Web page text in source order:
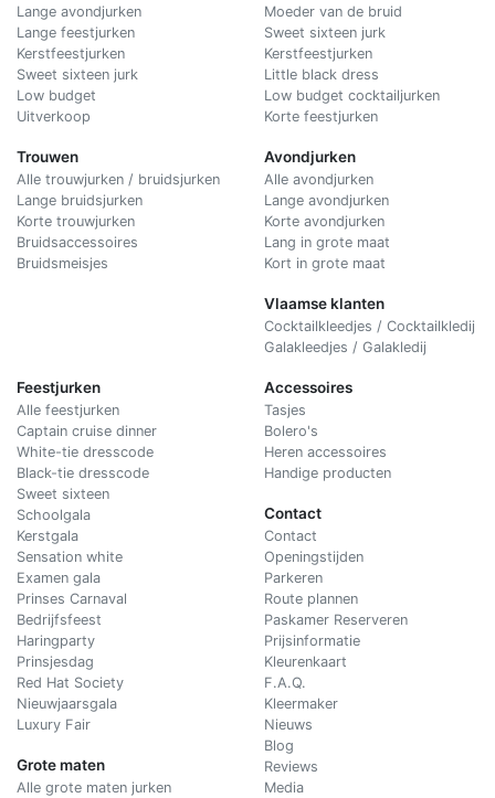
Lange avondjurken
Lange feestjurken
Kerstfeestjurken
Sweet sixteen jurk
Low budget
Uitverkoop
Trouwen
Alle trouwjurken / bruidsjurken
Lange bruidsjurken
Korte trouwjurken
Bruidsaccessoires
Bruidsmeisjes
Moeder van de bruid
Sweet sixteen jurk
Kerstfeestjurken
Little black dress
Low budget cocktailjurken
Korte feestjurken
Avondjurken
Alle avondjurken
Lange avondjurken
Korte avondjurken
Lang in grote maat
Kort in grote maat
Vlaamse klanten
Cocktailkleedjes / Cocktailkledij
Galakleedjes / Galakledij
Feestjurken
Alle feestjurken
Captain cruise dinner
White-tie dresscode
Black-tie dresscode
Sweet sixteen
Schoolgala
Kerstgala
Sensation white
Examen gala
Prinses Carnaval
Bedrijfsfeest
Haringparty
Prinsjesdag
Red Hat Society
Nieuwjaarsgala
Luxury Fair
Grote maten
Alle grote maten jurken
Accessoires
Tasjes
Bolero's
Heren accessoires
Handige producten
Contact
Contact
Openingstijden
Parkeren
Route plannen
Paskamer Reserveren
Prijsinformatie
Kleurenkaart
F.A.Q.
Kleermaker
Nieuws
Blog
Reviews
Media